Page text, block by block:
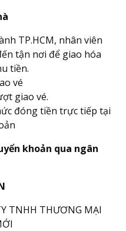
TP.HCM, nhân viên
tận nơi để giao hóa
tiền.
vé
giao vé.
đóng tiền trực tiếp tại
khoản qua ngân
TNHH THƯƠNG MẠI